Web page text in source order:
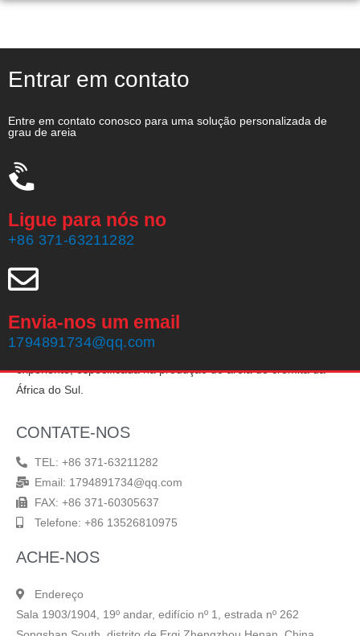
Entrar em contato
Entre em contato conosco para uma solução personalizada de
grau de areia
Ligue para nós no
+86 371-63211282
Envia-nos um email
1794891734@qq.com
Zhengzhou Haixu Abrasives Co., Ltd, fundada em 1999, possui
20 anos de experiência em produção e uma equipe de vendas
experiente, especificada na produção de areia de cromita da
África do Sul.
CONTATE-NOS
TEL: +86 371-63211282
Email: 1794891734@qq.com
FAX: +86 371-60305637
Telefone: +86 13526810975
ACHE-NOS
Endereço
Sala 1903/1904, 19º andar, edifício nº 1, estrada nº 262